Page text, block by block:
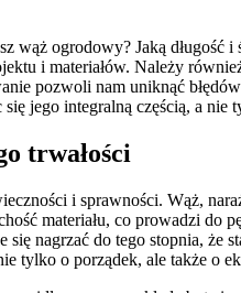
ogrodowy? Jaką długość
i materiałów. Należy
pozwoli nam uniknąć
jego integralną częścią, a
trwałości
i sprawności. Wąż,
materiału, co prowadzi do
nagrzać do tego stopnia,
tylko o porządek, ale także o